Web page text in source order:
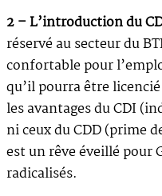
2 – L’introduction du
réservé au secteur du
confortable pour
qu’il pourra être
les avantages du CDI
ni ceux du CDD (prime
est un rêve éveillé pour
radicalisés.